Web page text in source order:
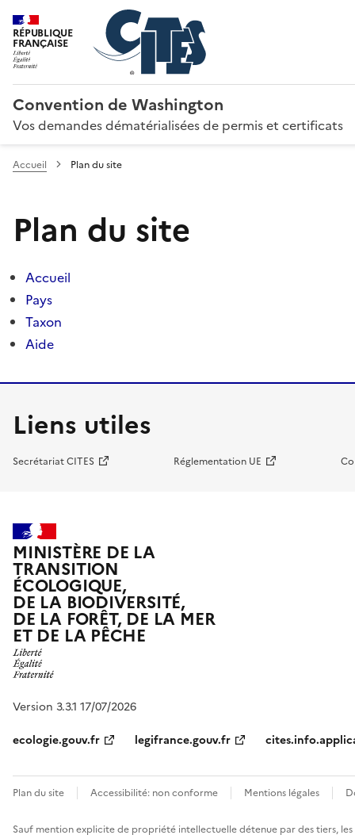
RÉPUBLIQUE
FRANÇAISE
Convention de Washington
Vos demandes dématérialisées de permis et certificats
Accueil Plan du site
Plan du site
Accueil
Pays
Taxon
Aide
Liens utiles
Secrétariat CITES Réglementation UE
MINISTÈRE DE LA
TRANSITION
ÉCOLOGIQUE,
DE LA BIODIVERSITÉ,
DE LA FORÊT, DE LA MER
ET DE LA PÊCHE
Version 3.3.1 17/07/2026
ecologie.gouv.fr
legifrance.gouv.fr
Plan du site Accessibilité: non conforme Mentions légales
Sauf mention explicite de propriété intellectuelle détenue par des tiers,